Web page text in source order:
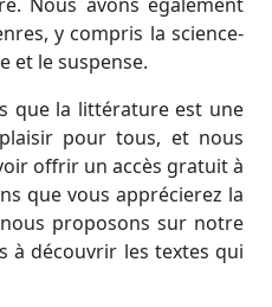
y compris la science-
et le suspense.
que la littérature est une
pour tous, et nous
offrir un accès gratuit à
que vous apprécierez la
proposons sur notre
à découvrir les textes qui